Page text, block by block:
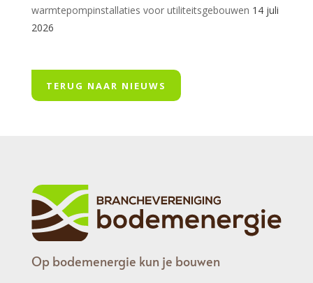
warmtepompinstallaties voor utiliteitsgebouwen 14 juli
2026
TERUG NAAR NIEUWS
Op bodemenergie kun je bouwen